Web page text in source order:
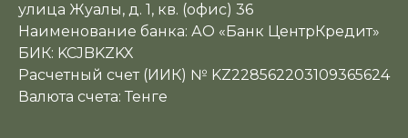
улица Жуалы, д. 1, кв. (офис) 36
Наименование банка: АО «Банк ЦентрКредит»
БИК: KCJBKZKX
Расчетный счет (ИИК) № KZ228562203109365624
Валюта счета: Тенге